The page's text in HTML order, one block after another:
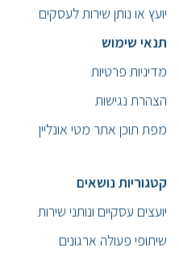
יועץ או נותן שירות לעסקים
תנאי שימוש
מדיניות פרטיות
הצהרת נגישות
מפת תוכן אתר מטי אונליין
קטגוריות נושאים
יועצים עסקיים ונותני שירות
שיתופי פעולה ארגונים